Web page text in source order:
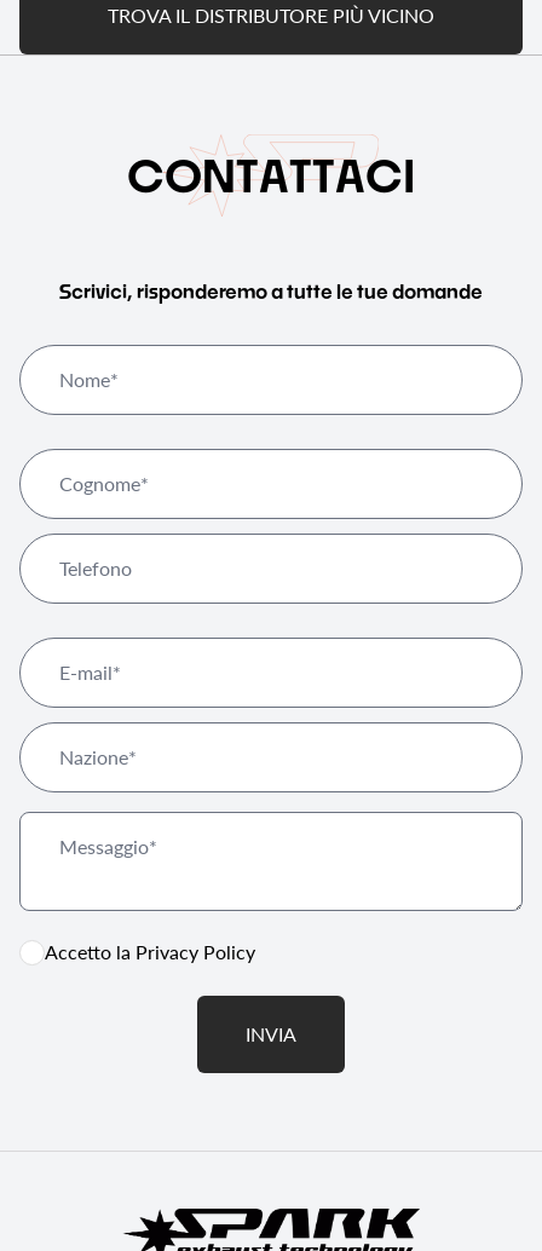
TROVA IL DISTRIBUTORE PIÙ VICINO
CONTATTACI
Scrivici, risponderemo a tutte le tue domande
Accetto la Privacy Policy
INVIA